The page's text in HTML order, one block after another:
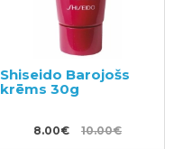
Shiseido Barojošs
krēms 30g
8.00€ 10.00€